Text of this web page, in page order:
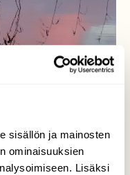
sisällön ja mainosten
ominaisuuksien
Lisäksi